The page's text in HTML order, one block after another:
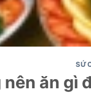
nên ăn gì